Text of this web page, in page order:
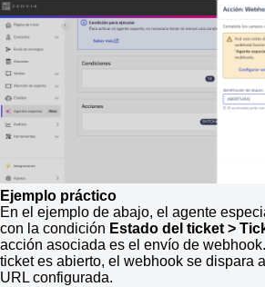
Ejemplo práctico
En el ejemplo de abajo, el agente
con la condición Estado del ticket >
acción asociada es el envío de
ticket es abierto, el webhook se dispara
URL configurada.